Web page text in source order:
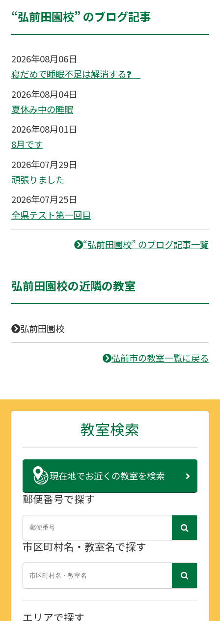
“弘前田園校” のブログ記事
2026年08月06日
寝だめで睡眠不足は解消する❓
2026年08月04日
夏休み中の睡眠
2026年08月01日
8月です
2026年07月29日
頑張りました
2026年07月25日
全県テスト第一回目
“弘前田園校” のブログ記事一覧
弘前田園校の近隣の教室
弘前田園校
弘前市の教室一覧に戻る
教室検索
現在地でお近くの教室を検索
郵便番号で探す
市区町村名・教室名で探す
エリアで探す